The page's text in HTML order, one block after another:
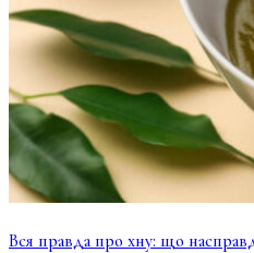
Вся правда про хну: що